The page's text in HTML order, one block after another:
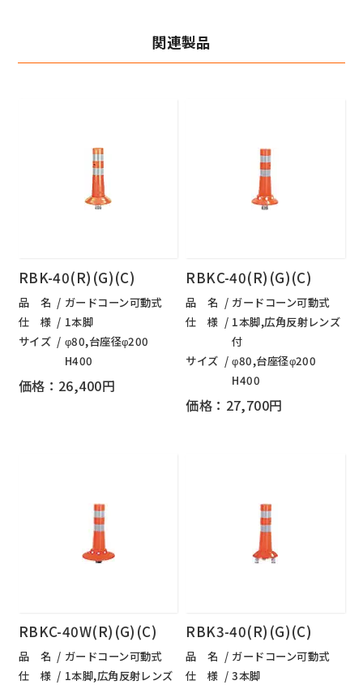
関連製品
RBK-40(R)(G)(C)
品 名
ガードコーン可動式
仕 様
1本脚
サイズ
φ80,台座径φ200
H400
価格：26,400円
RBKC-40(R)(G)(C)
品 名
ガードコーン可動式
仕 様
1本脚,広角反射レンズ
付
サイズ
φ80,台座径φ200
H400
価格：27,700円
RBKC-40W(R)(G)(C)
品 名
ガードコーン可動式
仕 様
1本脚,広角反射レンズ
RBK3-40(R)(G)(C)
品 名
ガードコーン可動式
仕 様
3本脚